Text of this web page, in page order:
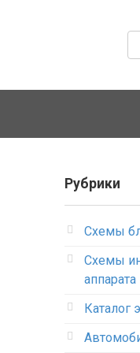
Рубрики
Схемы
Схемы
аппарата
Каталог